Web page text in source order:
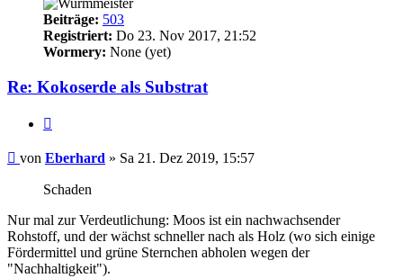
Beiträge: 503
Registriert: Do 23. Nov 2017, 21:52
Wormery: None (yet)
Re: Kokoserde als Substrat
Beitrag
von Eberhard » Sa 21. Dez 2019, 15:57
Schaden
Nur mal zur Verdeutlichung: Moos ist ein nachwachsender
Rohstoff, und der wächst schneller nach als Holz (wo sich einige
Fördermittel und grüne Sternchen abholen wegen der
"Nachhaltigkeit").